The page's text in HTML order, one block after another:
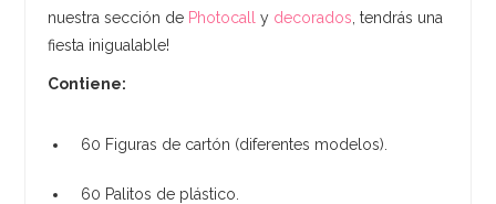
nuestra sección de Photocall y decorados , tendrás una
fiesta inigualable!
Contiene:
60 Figuras de cartón (diferentes modelos).
60 Palitos de plástico.